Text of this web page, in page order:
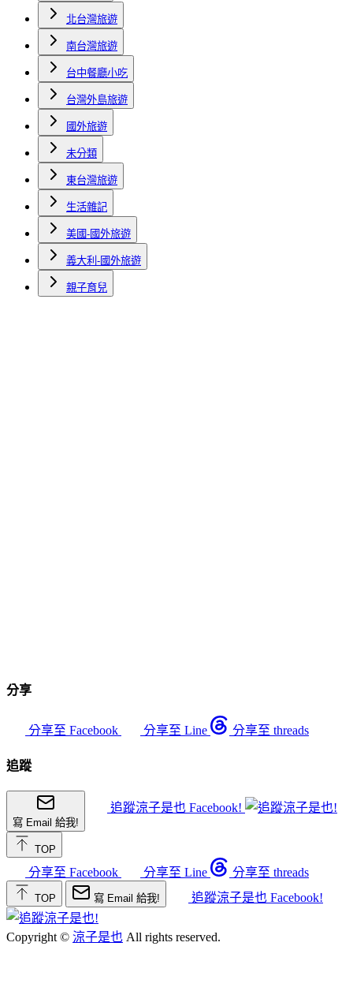
北台灣旅遊
南台灣旅遊
台中餐廳小吃
台灣外島旅遊
國外旅遊
未分類
東台灣旅遊
生活雜記
美國-國外旅遊
義大利-國外旅遊
親子育兒
分享
分享至 Facebook 分享至 Line 分享至 threads
追蹤
寫 Email 給我!
追蹤涼子是也 Facebook!
TOP
分享至 Facebook 分享至 Line 分享至 threads
TOP 寫 Email 給我! 追蹤涼子是也 Facebook!
Copyright © 涼子是也 All rights reserved.